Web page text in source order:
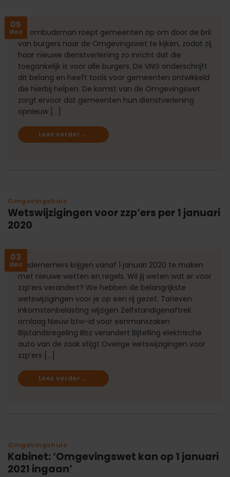
05
decDe ombudsman roept gemeenten op om door de bril
van burgers naar de Omgevingswet te kijken, zodat zij
haar nieuwe dienstverlening zo inricht dat die
toegankelijk is voor alle burgers. De VNG onderschrijft
dit belang en heeft tools voor gemeenten ontwikkeld
die hierbij helpen. De komst van de Omgevingswet
zorgt ervoor dat gemeenten hun dienstverlening
opnieuw […]
Lees verder →
Omgevingshuis
Wetswijzigingen voor zzp’ers per 1 januari
2020
03
decOndernemers krijgen vanaf 1 januari 2020 te maken
met nieuwe wetten en regels. Wil jij weten wat er voor
zzp’ers verandert? We hebben de belangrijkste
wetswijzigingen voor je op een rij gezet. Tarieven
inkomstenbelasting wijzigen Zelfstandigenaftrek
omlaag Nieuw btw-id voor eenmanszaken
Bijstandsregeling Bbz verandert Bijtelling elektrische
auto van de zaak stijgt Overige wetswijzigingen voor
zzp’ers […]
Lees verder →
Omgevingshuis
Kabinet: ‘Omgevingswet kan op 1 januari
2021 ingaan’